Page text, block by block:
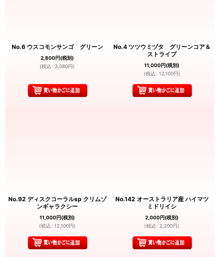
No.6 ウスコモンサンゴ グリーン
2,800円(税別)
(税込 : 3,080円)
No.4 ツツウミヅタ グリーンコア＆
ストライプ
11,000円(税別)
(税込 : 12,100円)
No.92 ディスクコーラルsp クリムゾ
ンギャラクシー
11,000円(税別)
(税込 : 12,100円)
No.142 オーストラリア産 ハイマツ
ミドリイシ
2,000円(税別)
(税込 : 2,200円)